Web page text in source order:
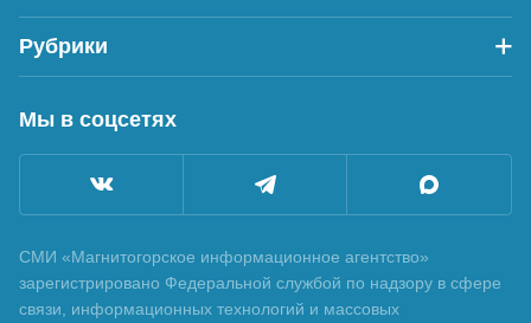
Рубрики
Мы в соцсетях
СМИ «Магнитогорское информационное агентство»
зарегистрировано Федеральной службой по надзору в сфере
связи, информационных технологий и массовых